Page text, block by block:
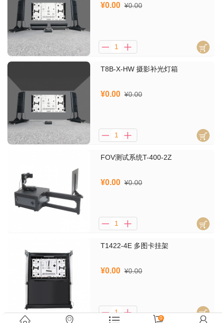
¥0.00 ¥0.00
T8B-X-HW 摄影补光灯箱
¥0.00 ¥0.00
FOV测试系统T-400-2Z
¥0.00 ¥0.00
T1422-4E 多图卡挂架
¥0.00 ¥0.00
0